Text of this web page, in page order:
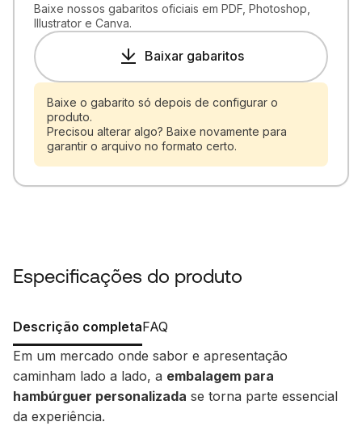
Baixe nossos gabaritos oficiais em PDF, Photoshop,
Illustrator e Canva.
Baixar gabaritos
Baixe o gabarito só depois de configurar o
produto.
Precisou alterar algo? Baixe novamente para
garantir o arquivo no formato certo.
Especificações do produto
Descrição completaFAQ
Em um mercado onde sabor e apresentação
caminham lado a lado, a embalagem para
hambúrguer personalizada se torna parte essencial
da experiência.